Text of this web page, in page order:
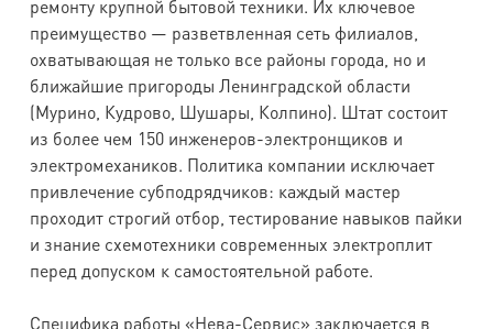
ремонту крупной бытовой техники. Их ключевое
преимущество — разветвленная сеть филиалов,
охватывающая не только все районы города, но и
ближайшие пригороды Ленинградской области
(Мурино, Кудрово, Шушары, Колпино). Штат состоит
из более чем 150 инженеров-электронщиков и
электромехаников. Политика компании исключает
привлечение субподрядчиков: каждый мастер
проходит строгий отбор, тестирование навыков пайки
и знание схемотехники современных электроплит
перед допуском к самостоятельной работе.
Специфика работы «Нева-Сервис» заключается в